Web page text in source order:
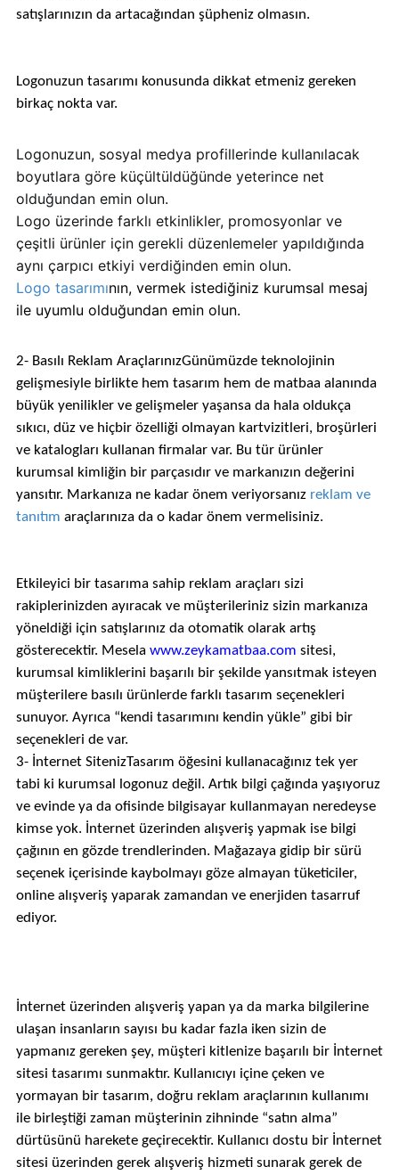
satışlarınızın da artacağından şüpheniz olmasın.
Logonuzun tasarımı konusunda dikkat etmeniz gereken
birkaç nokta var.
Logonuzun, sosyal medya profillerinde kullanılacak
boyutlara göre küçültüldüğünde yeterince net
olduğundan emin olun.
Logo üzerinde farklı etkinlikler, promosyonlar ve
çeşitli ürünler için gerekli düzenlemeler yapıldığında
aynı çarpıcı etkiyi verdiğinden emin olun.
Logo tasarımının, vermek istediğiniz kurumsal mesaj
ile uyumlu olduğundan emin olun.
2- Basılı Reklam AraçlarınızGünümüzde teknolojinin
gelişmesiyle birlikte hem tasarım hem de matbaa alanında
büyük yenilikler ve gelişmeler yaşansa da hala oldukça
sıkıcı, düz ve hiçbir özelliği olmayan kartvizitleri, broşürleri
ve katalogları kullanan firmalar var. Bu tür ürünler
kurumsal kimliğin bir parçasıdır ve markanızın değerini
yansıtır. Markanıza ne kadar önem veriyorsanız reklam ve
tanıtım araçlarınıza da o kadar önem vermelisiniz.
Etkileyici bir tasarıma sahip reklam araçları sizi
rakiplerinizden ayıracak ve müşterileriniz sizin markanıza
yöneldiği için satışlarınız da otomatik olarak artış
gösterecektir. Meselawww.zeykamatbaa.com sitesi,
kurumsal kimliklerini başarılı bir şekilde yansıtmak isteyen
müşterilere basılı ürünlerde farklı tasarım seçenekleri
sunuyor. Ayrıca “kendi tasarımını kendin yükle” gibi bir
seçenekleri de var.
3- İnternet SitenizTasarım öğesini kullanacağınız tek yer
tabi ki kurumsal logonuz değil. Artık bilgi çağında yaşıyoruz
ve evinde ya da ofisinde bilgisayar kullanmayan neredeyse
kimse yok. İnternet üzerinden alışveriş yapmak ise bilgi
çağının en gözde trendlerinden. Mağazaya gidip bir sürü
seçenek içerisinde kaybolmayı göze almayan tüketiciler,
online alışveriş yaparak zamandan ve enerjiden tasarruf
ediyor.
İnternet üzerinden alışveriş yapan ya da marka bilgilerine
ulaşan insanların sayısı bu kadar fazla iken sizin de
yapmanız gereken şey, müşteri kitlenize başarılı bir İnternet
sitesi tasarımı sunmaktır. Kullanıcıyı içine çeken ve
yormayan bir tasarım, doğru reklam araçlarının kullanımı
ile birleştiği zaman müşterinin zihninde “satın alma”
dürtüsünü harekete geçirecektir. Kullanıcı dostu bir İnternet
sitesi üzerinden gerek alışveriş hizmeti sunarak gerek de